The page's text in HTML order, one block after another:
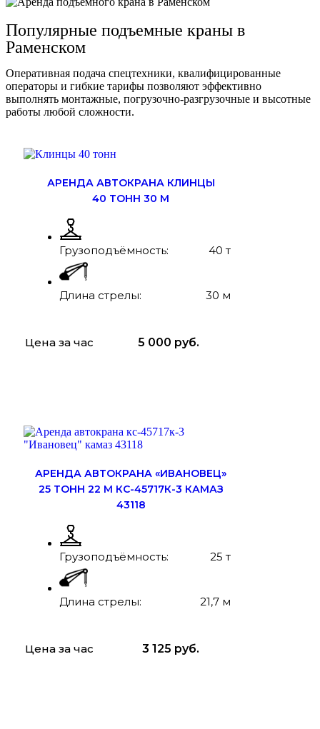
Популярные подъемные краны в
Раменском
Оперативная подача спецтехники, квалифицированные
операторы и гибкие тарифы позволяют эффективно
выполнять монтажные, погрузочно-разгрузочные и высотные
работы любой сложности.
АРЕНДА АВТОКРАНА КЛИНЦЫ
40 ТОНН 30 М
Грузоподъёмность: 40 т
Длина стрелы: 30 м
Цена за час 5 000 руб.
АРЕНДА АВТОКРАНА «ИВАНОВЕЦ»
25 ТОНН 22 М КС-45717К-3 КАМАЗ
43118
Грузоподъёмность: 25 т
Длина стрелы: 21,7 м
Цена за час 3 125 руб.